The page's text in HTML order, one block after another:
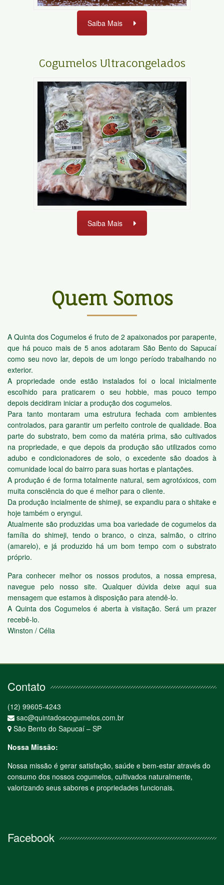
Saiba Mais
Cogumelos Ultracongelados
Saiba Mais
Quem Somos
A Quinta dos Cogumelos é fruto de 2 apaixonados por parapente,
que há pouco mais de 5 anos adotaram São Bento do Sapucaí
como seu novo lar, depois de um longo período trabalhando no
exterior.
A propriedade onde estão instalados foi o local inicialmente
escolhido para praticarem o seu hobbie, mas pouco tempo
depois decidiram iniciar a produção dos cogumelos.
Para tanto montaram uma estrutura fechada com ambientes
controlados, para garantir um perfeito controle de qualidade. Boa
parte do substrato, bem como da matéria prima, são cultivados
na propriedade, e que depois da produção são utilizados como
adubo e condicionadores de solo, o excedente são doados à
comunidade local do bairro para suas hortas e plantações.
A produção é de forma totalmente natural, sem agrotóxicos, com
muita consciência do que é melhor para o cliente.
Da produção incialmente de shimeji, se expandiu para o shitake e
hoje também o eryngui.
Atualmente são produzidas uma boa variedade de cogumelos da
família do shimeji, tendo o branco, o cinza, salmão, o citrino
(amarelo), e já produzido há um bom tempo com o substrato
próprio.
Para conhecer melhor os nossos produtos, a nossa empresa,
navegue pelo nosso site. Qualquer dúvida deixe aqui sua
mensagem que estamos à disposição para atendê-lo.
A Quinta dos Cogumelos é aberta à visitação. Será um prazer
recebê-lo.
Winston / Célia
Contato
(12) 99605-4243
sac@quintadoscogumelos.com.br
São Bento do Sapucaí – SP
Nossa Missão:
Nossa missão é gerar satisfação, saúde e bem-estar através do
consumo dos nossos cogumelos, cultivados naturalmente,
valorizando seus sabores e propriedades funcionais.
Facebook